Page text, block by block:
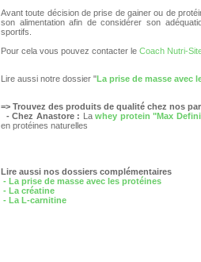
Avant toute décision de prise de gainer ou de
son alimentation afin de considérer son
sportifs.
Pour cela vous pouvez contacter le Coach Nutri-
Lire aussi notre dossier "La prise de masse avec
=> Trouvez des produits de qualité chez nos
-Chez Anastore : Lawhey protein"Max
en protéines naturelles
Lire aussi nos dossiers complémentaires
- La prise de masse avec les protéines
- La créatine
- La L-carnitine